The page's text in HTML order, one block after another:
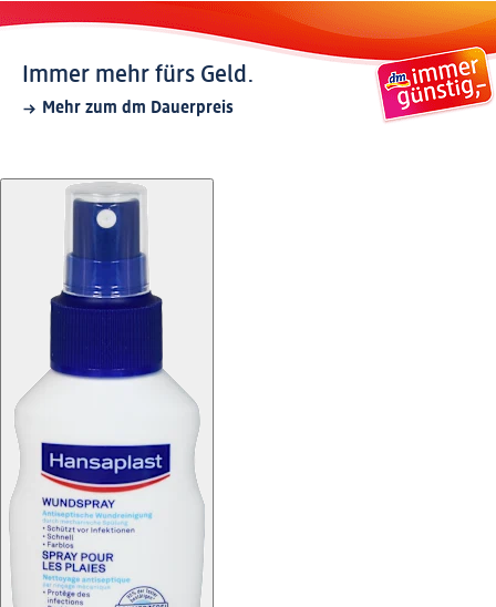
Immer mehr fürs Geld.
Mehr zum dm Dauerpreis